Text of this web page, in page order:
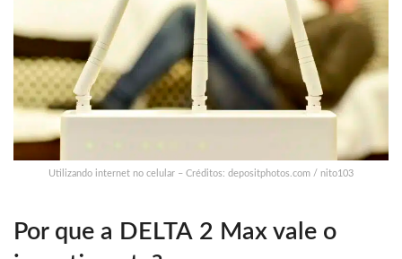
Utilizando internet no celular – Créditos: depositphotos.com / nito103
Por que a DELTA 2 Max vale o